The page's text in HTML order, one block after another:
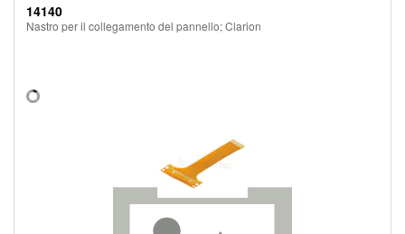
14140
Nastro per il collegamento del pannello; Clarion